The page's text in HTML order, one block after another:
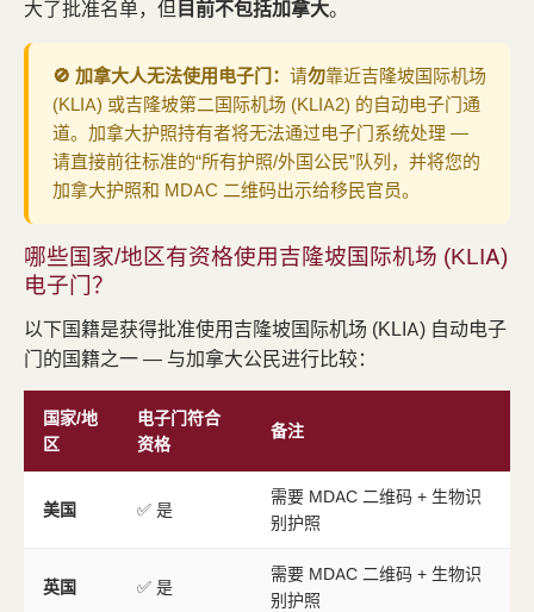
大了批准名单，但 目前不包括加拿大。
🚫 加拿大人无法使用电子门： 请勿靠近吉隆坡国际机场
(KLIA) 或吉隆坡第二国际机场 (KLIA2) 的自动电子门通
道。加拿大护照持有者将无法通过电子门系统处理 —
请直接前往标准的“所有护照/外国公民”队列，并将您的
加拿大护照和 MDAC 二维码出示给移民官员。
哪些国家/地区有资格使用吉隆坡国际机场 (KLIA)
电子门？
以下国籍是获得批准使用吉隆坡国际机场 (KLIA) 自动电子
门的国籍之一 — 与加拿大公民进行比较：
国家/地
区
电子门符合
资格
备注
美国 ✅ 是
需要 MDAC 二维码 + 生物识
别护照
英国 ✅ 是
需要 MDAC 二维码 + 生物识
别护照